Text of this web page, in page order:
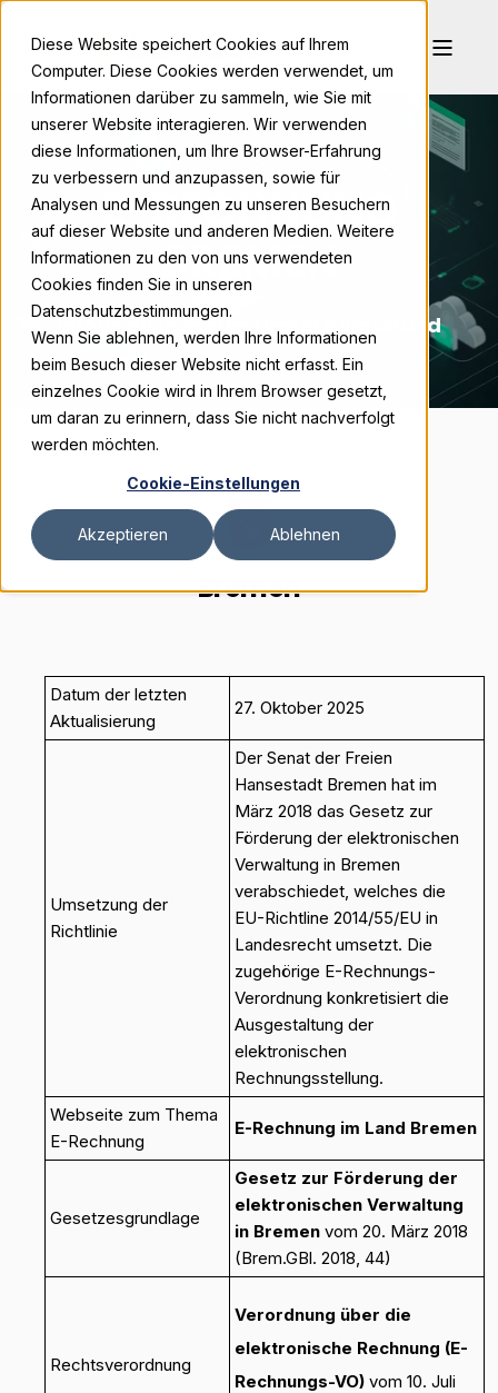
Diese Website speichert Cookies auf Ihrem
Computer. Diese Cookies werden verwendet, um
Informationen darüber zu sammeln, wie Sie mit
unserer Website interagieren. Wir verwenden
diese Informationen, um Ihre Browser-Erfahrung
zu verbessern und anzupassen, sowie für
Analysen und Messungen zu unseren Besuchern
auf dieser Website und anderen Medien. Weitere
Informationen zu den von uns verwendeten
Cookies finden Sie in unseren
Datenschutzbestimmungen.
Wenn Sie ablehnen, werden Ihre Informationen
beim Besuch dieser Website nicht erfasst. Ein
einzelnes Cookie wird in Ihrem Browser gesetzt,
um daran zu erinnern, dass Sie nicht nachverfolgt
werden möchten.
Cookie-Einstellungen
Akzeptieren Ablehnen
E-RECHNUNG
BREMEN
Informationen zum Umsetzungsstand
Bremen
Datum der letzten
Aktualisierung
27. Oktober 2025
Umsetzung der
Richtlinie
Der Senat der Freien
Hansestadt Bremen hat im
März 2018 das Gesetz zur
Förderung der elektronischen
Verwaltung in Bremen
verabschiedet, welches die
EU-Richtline 2014/55/EU in
Landesrecht umsetzt. Die
zugehörige E-Rechnungs-
Verordnung konkretisiert die
Ausgestaltung der
elektronischen
Rechnungsstellung.
Webseite zum Thema
E-Rechnung
E-Rechnung im Land Bremen
Gesetzesgrundlage
Gesetz zur Förderung der
elektronischen Verwaltung
in Bremen vom 20. März 2018
(Brem.GBl. 2018, 44)
Rechtsverordnung
Verordnung über die
elektronische Rechnung (E-
Rechnungs-VO) vom 10. Juli